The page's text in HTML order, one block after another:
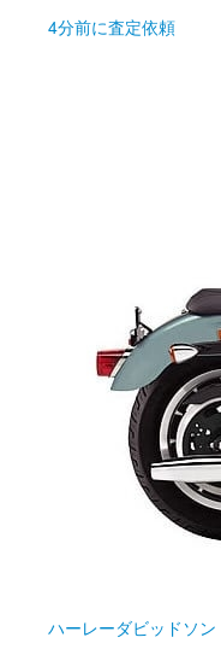
4分前に査定依頼
ハーレーダビッドソン